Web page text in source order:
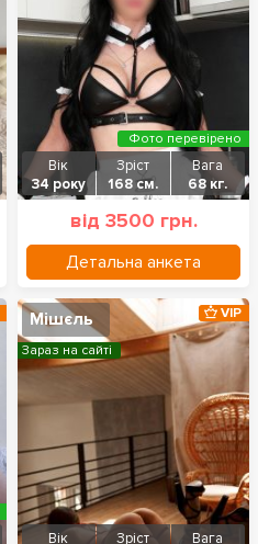
Вік
34 року
Зріст
168 см.
Вага
68 кг.
від 3500 грн.
Детальна анкета
Фото перевірено
Мішєль
Вік
Зріст
Вага
VIP
Зараз на сайті